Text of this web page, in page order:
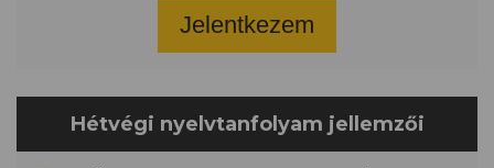
Jelentkezem
Hétvégi nyelvtanfolyam jellemzői